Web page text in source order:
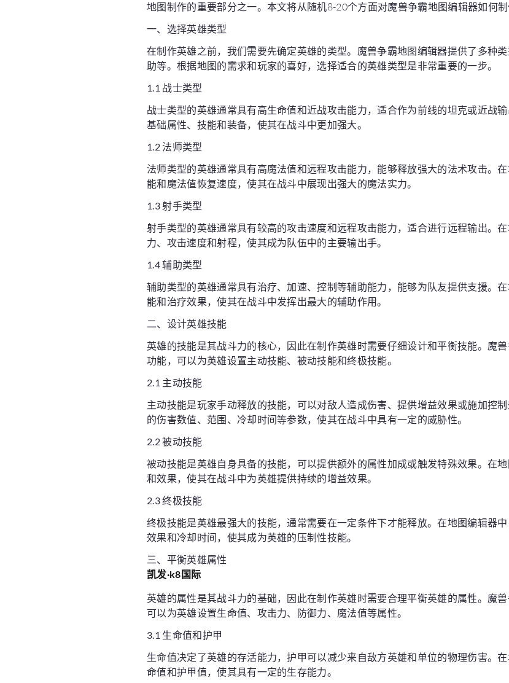
地图制作的重要部分之一。本文将从随机8-20个方面对魔兽争霸地图编辑器如何制
一、选择英雄类型
在制作英雄之前，我们需要先确定英雄的类型。魔兽争霸地图编辑器提供了多种
助等。根据地图的需求和玩家的喜好，选择适合的英雄类型是非常重要的一步。
1.1 战士类型
战士类型的英雄通常具有高生命值和近战攻击能力，适合作为前线的坦克或近战
基础属性、技能和装备，使其在战斗中更加强大。
1.2 法师类型
法师类型的英雄通常具有高魔法值和远程攻击能力，能够释放强大的法术攻击。
能和魔法值恢复速度，使其在战斗中展现出强大的魔法实力。
1.3 射手类型
射手类型的英雄通常具有较高的攻击速度和远程攻击能力，适合进行远程输出。
力、攻击速度和射程，使其成为队伍中的主要输出手。
1.4 辅助类型
辅助类型的英雄通常具有治疗、加速、控制等辅助能力，能够为队友提供支援。
能和治疗效果，使其在战斗中发挥出最大的辅助作用。
二、设计英雄技能
英雄的技能是其战斗力的核心，因此在制作英雄时需要仔细设计和平衡技能。魔
功能，可以为英雄设置主动技能、被动技能和终极技能。
2.1 主动技能
主动技能是玩家手动释放的技能，可以对敌人造成伤害、提供增益效果或施加控
的伤害数值、范围、冷却时间等参数，使其在战斗中具有一定的威胁性。
2.2 被动技能
被动技能是英雄自身具备的技能，可以提供额外的属性加成或触发特殊效果。在
和效果，使其在战斗中为英雄提供持续的增益效果。
2.3 终极技能
终极技能是英雄最强大的技能，通常需要在一定条件下才能释放。在地图编辑器
效果和冷却时间，使其成为英雄的压制性技能。
三、平衡英雄属性
凯发·k8国际
英雄的属性是其战斗力的基础，因此在制作英雄时需要合理平衡英雄的属性。魔
可以为英雄设置生命值、攻击力、防御力、魔法值等属性。
3.1 生命值和护甲
生命值决定了英雄的存活能力，护甲可以减少来自敌方英雄和单位的物理伤害。
命值和护甲值，使其具有一定的生存能力。